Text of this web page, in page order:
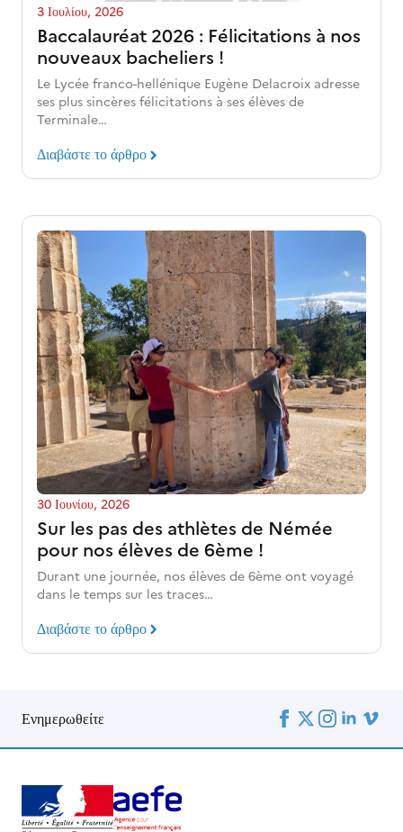
Baccalauréat 2026 : Félicitations à nos
nouveaux bacheliers !
3 Ιουλίου, 2026
Le Lycée franco-hellénique Eugène Delacroix adresse
ses plus sincères félicitations à ses élèves de
Terminale…
Διαβάστε το άρθρο
Sur les pas des athlètes de Némée
pour nos élèves de 6ème !
30 Ιουνίου, 2026
Durant une journée, nos élèves de 6ème ont voyagé
dans le temps sur les traces…
Διαβάστε το άρθρο
Ενημερωθείτε